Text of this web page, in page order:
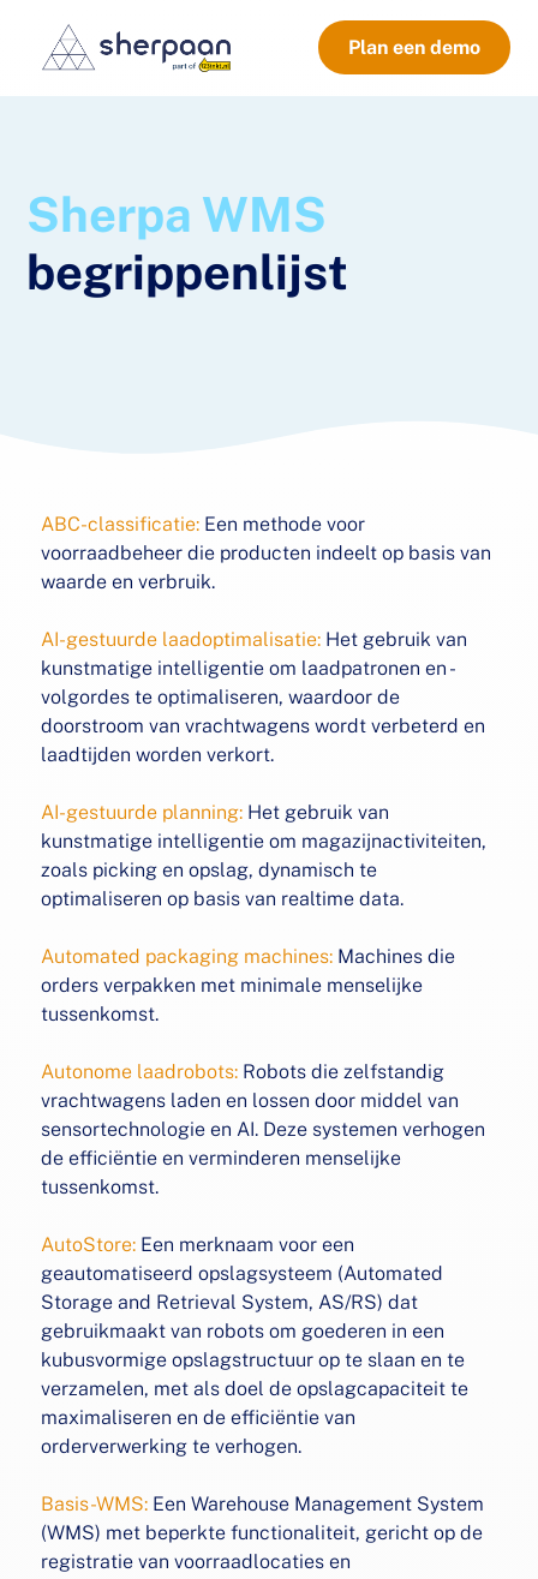
Plan een demo
Sherpa WMS
begrippenlijst
ABC-classificatie: Een methode voor
voorraadbeheer die producten indeelt op basis van
waarde en verbruik.
AI-gestuurde laadoptimalisatie: Het gebruik van
kunstmatige intelligentie om laadpatronen en -
volgordes te optimaliseren, waardoor de
doorstroom van vrachtwagens wordt verbeterd en
laadtijden worden verkort.
AI-gestuurde planning: Het gebruik van
kunstmatige intelligentie om magazijnactiviteiten,
zoals picking en opslag, dynamisch te
optimaliseren op basis van realtime data.
Automated packaging machines: Machines die
orders verpakken met minimale menselijke
tussenkomst.
Autonome laadrobots: Robots die zelfstandig
vrachtwagens laden en lossen door middel van
sensortechnologie en AI. Deze systemen verhogen
de efficiëntie en verminderen menselijke
tussenkomst.
AutoStore: Een merknaam voor een
geautomatiseerdopslagsysteem (Automated
Storage and Retrieval System,AS/RS) dat
gebruikmaakt van robots om goederen in een
kubusvormige opslagstructuur op te slaan en te
verzamelen, met als doel de opslagcapaciteit te
maximaliseren ende efficiëntie van
orderverwerking te verhogen.
Basis-WMS: Een Warehouse Management System
(WMS) met beperkte functionaliteit, gericht op de
registratie vanvoorraadlocaties en